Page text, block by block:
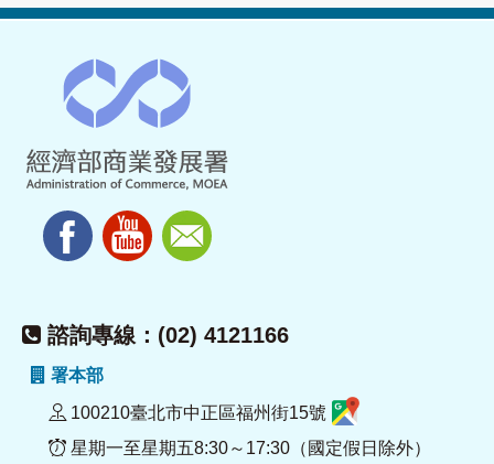
諮詢專線：(02) 4121166
署本部
100210臺北市中正區福州街15號
星期一至星期五8:30～17:30（國定假日除外）